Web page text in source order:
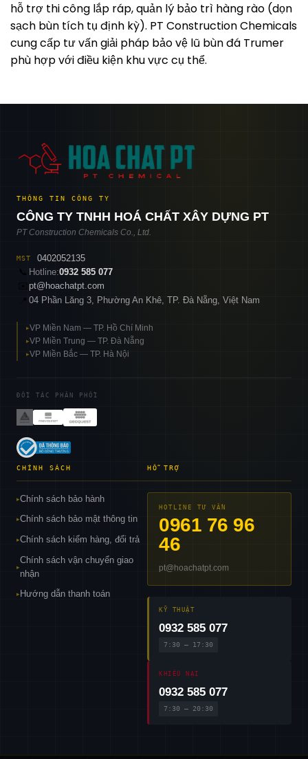
hỗ trợ thi công lắp ráp, quản lý bảo trì hàng rào (dọn
sạch bùn tích tụ định kỳ). PT Construction Chemicals
cung cấp tư vấn giải pháp bảo vệ lũ bùn đá Trumer
phù hợp với điều kiện khu vực cụ thể.
THÔNG TIN CÔNG TY
CÔNG TY TNHH HOÁ CHẤT XÂY DỰNG PT
PT Construction Chemicals Co., Ltd.
MST
0402052135
📞 Hotline:0932 585 077
pt@hoachatpt.com
04 Phần Lăng 3, Phường An Khê, TP. Đà Nẵng, Việt Nam
▸VP Miền Nam — TP. Hồ Chí Minh
▸VP Miền Trung — TP. Đà Nẵng
▸VP Miền Bắc — TP. Hà Nội
ĐỐI TÁC PHÂN PHỐI
CHÍNH SÁCH
▸Chính sách bảo hành
▸Chính sách bảo mật thông tin
▸Chính sách kiểm hàng, đổi trả
▸
Chính sách vận chuyển giao
nhận
▸ Hướng dẫn thanh toán
HỖ TRỢ
HOTLINE TƯ VẤN
0961 76 96
46
pt@hoachatpt.com
KỸ THUẬT
0932 585 077
7:30 – 17:30
KHIẾU NẠI
0932 585 077
7:30 – 20:30